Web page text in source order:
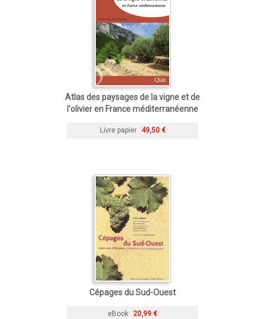
Atlas des paysages de la vigne et de
l'olivier en France méditerranéenne
Livre papier 49,50 €
Cépages du Sud-Ouest
eBook 20,99 €